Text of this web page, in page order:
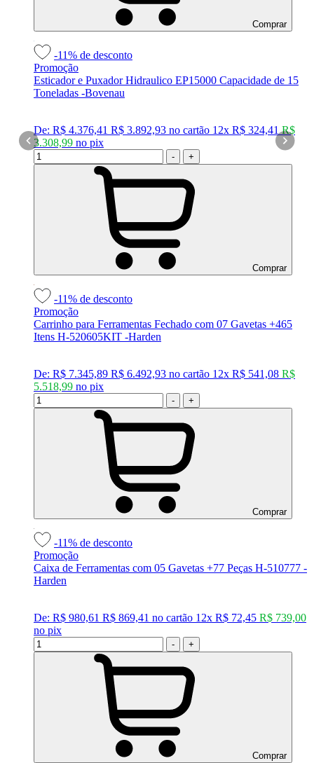
Comprar
-11% de desconto
Promoção
Esticador e Puxador Hidraulico EP15000 Capacidade de 15
Toneladas -Bovenau
De: R$ 4.376,41 R$ 3.892,93 no cartão 12x R$ 324,41 R$
3.308,99 no pix
- +
Comprar
-11% de desconto
Promoção
Carrinho para Ferramentas Fechado com 07 Gavetas +465
Itens H-520605KIT -Harden
De: R$ 7.345,89 R$ 6.492,93 no cartão 12x R$ 541,08 R$
5.518,99 no pix
- +
Comprar
-11% de desconto
Promoção
Caixa de Ferramentas com 05 Gavetas +77 Peças H-510777 -
Harden
De: R$ 980,61 R$ 869,41 no cartão 12x R$ 72,45 R$ 739,00
no pix
- +
Comprar